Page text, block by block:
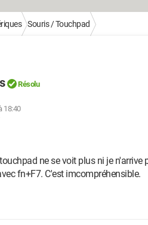
Souris / Touchpad
Résolu
18:40
ne se voit plus ni je n'arrive
fn+F7. C'est imcompréhensible.